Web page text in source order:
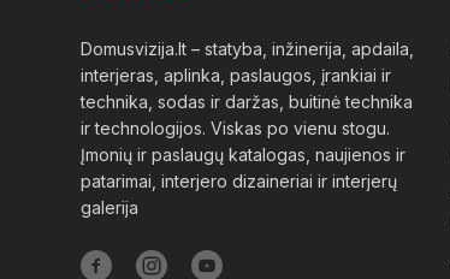
Domusvizija.lt – statyba, inžinerija, apdaila,
interjeras, aplinka, paslaugos, įrankiai ir
technika, sodas ir daržas, buitinė technika
ir technologijos. Viskas po vienu stogu.
Įmonių ir paslaugų katalogas, naujienos ir
patarimai, interjero dizaineriai ir interjerų
galerija